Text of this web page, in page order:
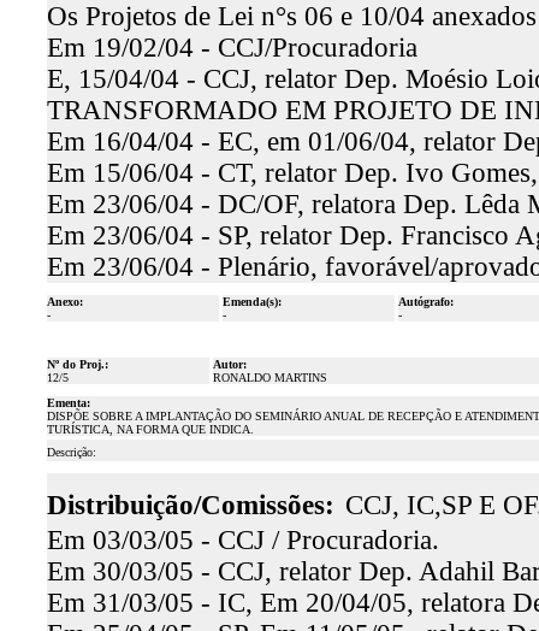
Os Projetos de Lei n°s 06 e 10/04 anexados
Em 19/02/04 - CCJ/Procuradoria
E, 15/04/04 - CCJ, relator Dep. Moésio
TRANSFORMADO EM PROJETO DE
Em 16/04/04 - EC, em 01/06/04, relator
Em 15/06/04 - CT, relator Dep. Ivo
Em 23/06/04 - DC/OF, relatora Dep. Lêda
Em 23/06/04 - SP, relator Dep. Francisco
Em 23/06/04 - Plenário, favorável/
Anexo:
-
Emenda(s):
-
Autógrafo:
-
Nº do Proj.:
12/5
Autor:
RONALDO MARTINS
Ementa:
DISPÕE SOBRE A IMPLANTAÇÃO DO SEMINÁRIO ANUAL DE RECEPÇÃO E
TURÍSTICA, NA FORMA QUE INDICA.
Descrição:
Distribuição/Comissões: CCJ, IC,SP E
Em 03/03/05 - CCJ / Procuradoria.
Em 30/03/05 - CCJ, relator Dep. Adahil
Em 31/03/05 - IC, Em 20/04/05, relatora